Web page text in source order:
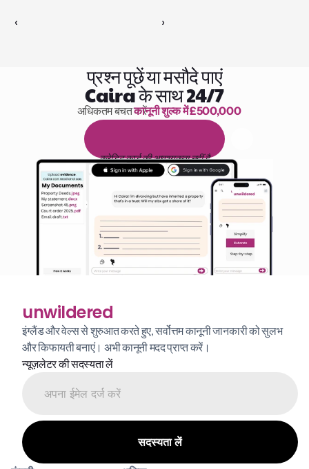
‹ ›
प्रश्न पूछें या मसौदे पाएं
Caira के साथ 24/7
पढ़ने के 1,000 घंटे
अधिकतम बचत करें कानूनी शुल्क में £500,000
िन यल
क्रेडिट कार्ड की आवश्यकता नहीं है
unwildered
इंग्लैंड और वेल्स से शुरुआत करते हुए, सर्वोत्तम कानूनी जानकारी को सुलभ
और किफायती बनाएं। अभी कानूनी मदद प्राप्त करें।
न्यूज़लेटर की सदस्यता लें